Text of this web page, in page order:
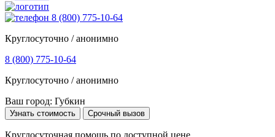
8 (800) 775-10-64
Круглосуточно / анонимно
8 (800) 775-10-64
Круглосуточно / анонимно
Ваш город: Губкин
Узнать стоимость Срочный вызов
Круглосуточная помощь по доступной цене